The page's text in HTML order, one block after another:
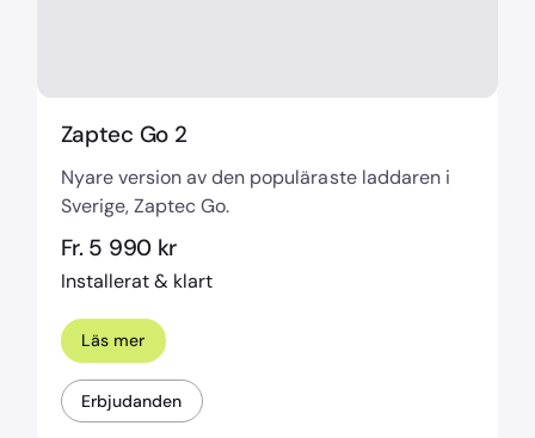
Zaptec Go 2
Nyare version av den populäraste laddaren i
Sverige, Zaptec Go.
Fr. 5 990 kr
Installerat & klart
Läs mer
Erbjudanden